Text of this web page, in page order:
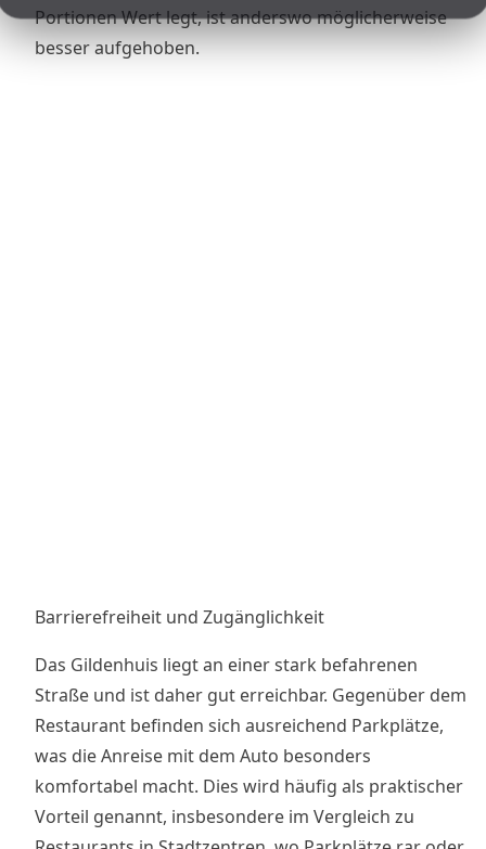
Portionen Wert legt, ist anderswo möglicherweise
besser aufgehoben.
Barrierefreiheit und Zugänglichkeit
Das Gildenhuis liegt an einer stark befahrenen
Straße und ist daher gut erreichbar. Gegenüber dem
Restaurant befinden sich ausreichend Parkplätze,
was die Anreise mit dem Auto besonders
komfortabel macht. Dies wird häufig als praktischer
Vorteil genannt, insbesondere im Vergleich zu